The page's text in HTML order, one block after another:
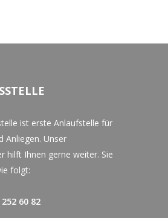
ist erste Anlaufstelle für
Anliegen. Unser
hilft Ihnen gerne weiter. Sie
folgt:
60 82